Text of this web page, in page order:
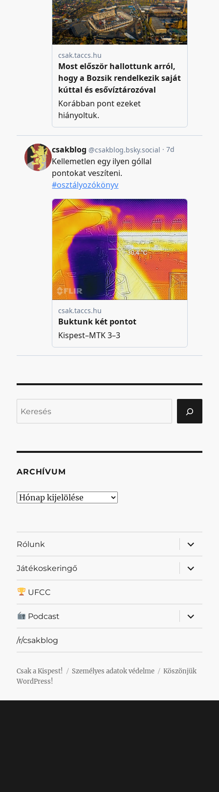
ARCHÍVUM
Archívum
Rólunk
almenü
Játékoskeringő
almenü
UFCC
Podcast
almenü
/r/csakblog
Csak a Kispest! Személyes adatok védelme
Köszönjük
WordPress!